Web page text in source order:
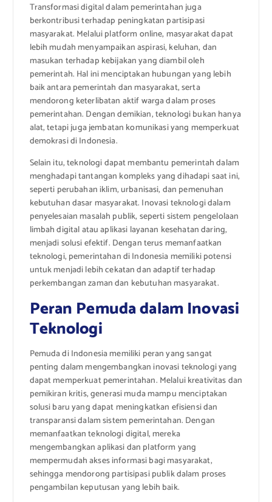
Transformasi digital dalam pemerintahan juga
berkontribusi terhadap peningkatan partisipasi
masyarakat. Melalui platform online, masyarakat dapat
lebih mudah menyampaikan aspirasi, keluhan, dan
masukan terhadap kebijakan yang diambil oleh
pemerintah. Hal ini menciptakan hubungan yang lebih
baik antara pemerintah dan masyarakat, serta
mendorong keterlibatan aktif warga dalam proses
pemerintahan. Dengan demikian, teknologi bukan hanya
alat, tetapi juga jembatan komunikasi yang memperkuat
demokrasi di Indonesia.
Selain itu, teknologi dapat membantu pemerintah dalam
menghadapi tantangan kompleks yang dihadapi saat ini,
seperti perubahan iklim, urbanisasi, dan pemenuhan
kebutuhan dasar masyarakat. Inovasi teknologi dalam
penyelesaian masalah publik, seperti sistem pengelolaan
limbah digital atau aplikasi layanan kesehatan daring,
menjadi solusi efektif. Dengan terus memanfaatkan
teknologi, pemerintahan di Indonesia memiliki potensi
untuk menjadi lebih cekatan dan adaptif terhadap
perkembangan zaman dan kebutuhan masyarakat.
Peran Pemuda dalam Inovasi
Teknologi
Pemuda di Indonesia memiliki peran yang sangat
penting dalam mengembangkan inovasi teknologi yang
dapat memperkuat pemerintahan. Melalui kreativitas dan
pemikiran kritis, generasi muda mampu menciptakan
solusi baru yang dapat meningkatkan efisiensi dan
transparansi dalam sistem pemerintahan. Dengan
memanfaatkan teknologi digital, mereka
mengembangkan aplikasi dan platform yang
mempermudah akses informasi bagi masyarakat,
sehingga mendorong partisipasi publik dalam proses
pengambilan keputusan yang lebih baik.